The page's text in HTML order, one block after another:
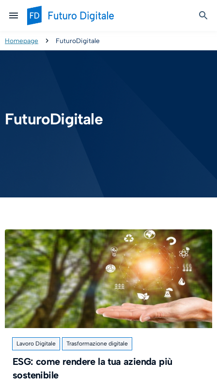
Homepage FuturoDigitale
FuturoDigitale
Lavoro Digitale Trasformazione digitale
ESG: come rendere la tua azienda più
sostenibile